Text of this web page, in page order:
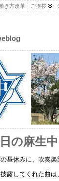
き方改革 ご挨拶
の麻生
昼休みに、吹奏楽
露してくれた曲